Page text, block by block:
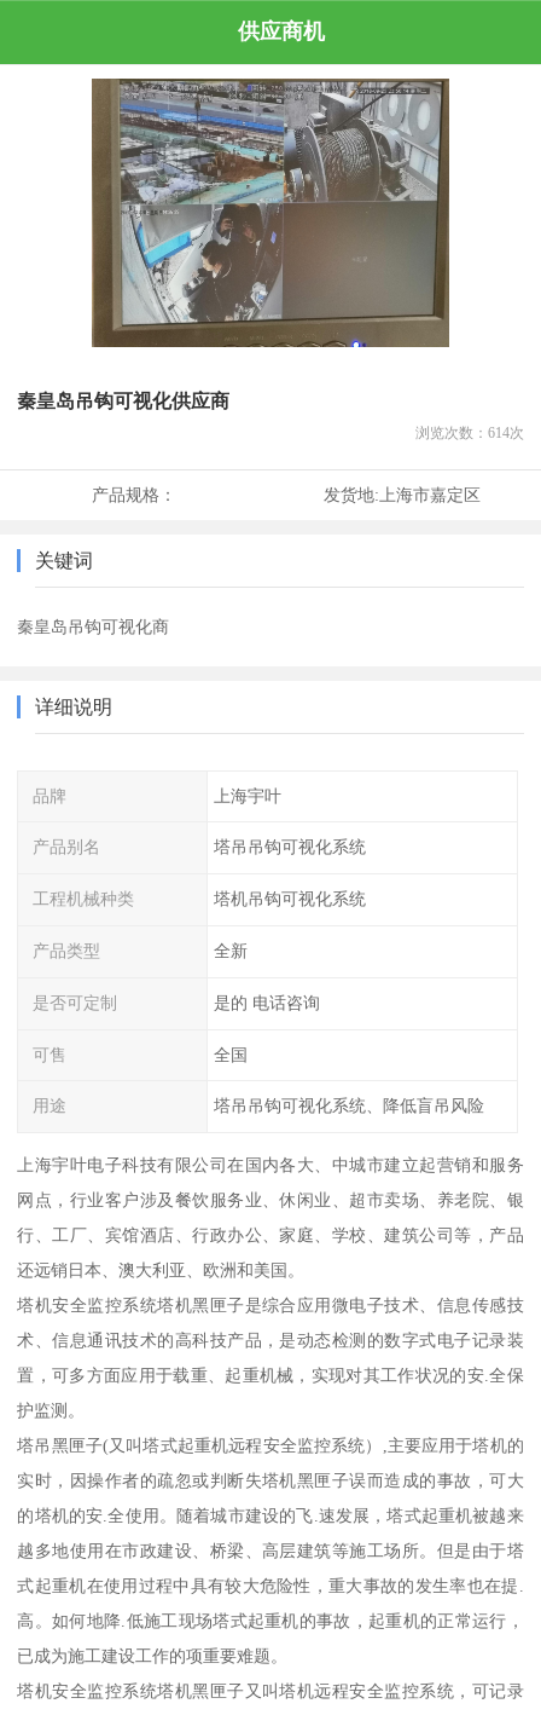
供应商机
秦皇岛吊钩可视化供应商
浏览次数： 614次
产品规格： 发货地:上海市嘉定区
关键词
秦皇岛吊钩可视化商
详细说明
品牌 上海宇叶
产品别名 塔吊吊钩可视化系统
工程机械种类 塔机吊钩可视化系统
产品类型 全新
是否可定制 是的 电话咨询
可售 全国
用途 塔吊吊钩可视化系统、降低盲吊风险
上海宇叶电子科技有限公司在国内各大、中城市建立起营销和服务
网点，行业客户涉及餐饮服务业、休闲业、超市卖场、养老院、银
行、工厂、宾馆酒店、行政办公、家庭、学校、建筑公司等，产品
还远销日本、澳大利亚、欧洲和美国。
塔机安全监控系统塔机黑匣子是综合应用微电子技术、信息传感技
术、信息通讯技术的高科技产品，是动态检测的数字式电子记录装
置，可多方面应用于载重、起重机械，实现对其工作状况的安.全保
护监测。
塔吊黑匣子(又叫塔式起重机远程安全监控系统）,主要应用于塔机的
实时，因操作者的疏忽或判断失塔机黑匣子误而造成的事故，可大
的塔机的安.全使用。随着城市建设的飞.速发展，塔式起重机被越来
越多地使用在市政建设、桥梁、高层建筑等施工场所。但是由于塔
式起重机在使用过程中具有较大危险性，重大事故的发生率也在提.
高。如何地降.低施工现场塔式起重机的事故，起重机的正常运行，
已成为施工建设工作的项重要难题。
塔机安全监控系统塔机黑匣子又叫塔机远程安全监控系统，可记录